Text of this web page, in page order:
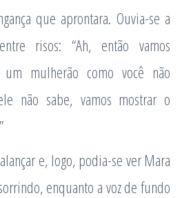
que aprontara. Ouvia-se a
risos: “Ah, então vamos
mulherão como você não
não sabe, vamos mostrar o
e, logo, podia-se ver Mara
enquanto a voz de fundo